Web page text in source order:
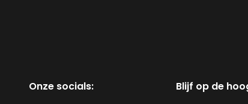
Onze socials: Blijf op de